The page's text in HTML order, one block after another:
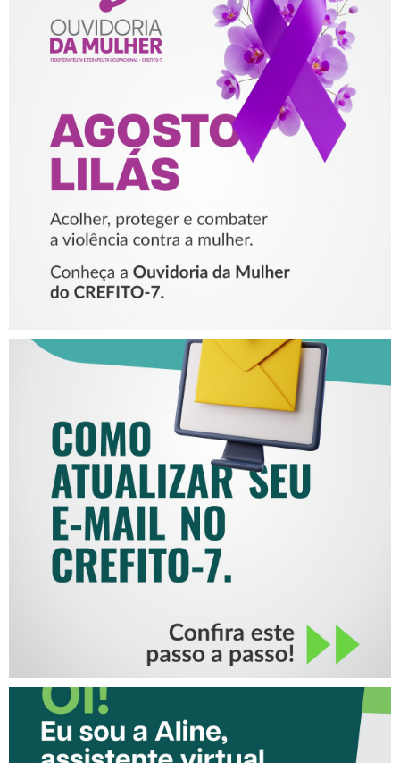
AGOSTO LILÁS – ACOLHER,
PROTEGER E COMBATER A
VIOLÊNCIA CONTRA A
MULHER
COMO ATUALIZAR SEU E-
MAIL NO CREFITO-7